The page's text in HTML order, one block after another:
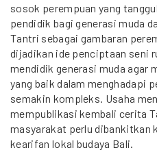
sosok perempuan yang
pendidik bagi generasi muda
Tantri sebagai gambaran
dijadikan ide penciptaan seni
mendidik generasi muda agar
yang baik dalam menghadapi
semakin kompleks. Usaha
mempublikasi kembali cerita
masyarakat perlu dibankitkan
kearifan lokal budaya Bali.